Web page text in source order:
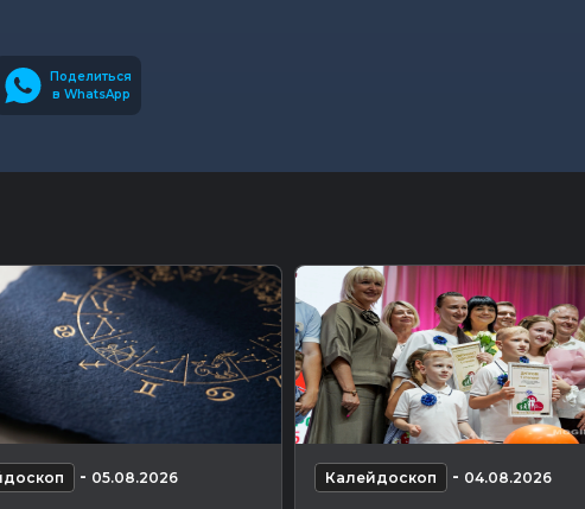
Поделиться
в WhatsApp
- 05.08.2026 Калейдоскоп - 04.08.2026